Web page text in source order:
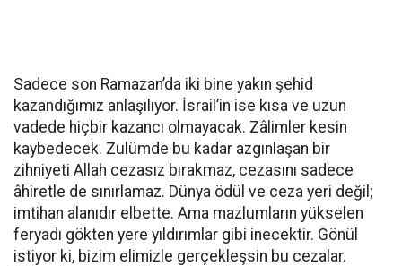
Sadece son Ramazan’da iki bine yakın şehid
kazandığımız anlaşılıyor. İsrail’in ise kısa ve uzun
vadede hiçbir kazancı olmayacak. Zâlimler kesin
kaybedecek. Zulümde bu kadar azgınlaşan bir
zihniyeti Allah cezasız bırakmaz, cezasını sadece
âhiretle de sınırlamaz. Dünya ödül ve ceza yeri değil;
imtihan alanıdır elbette. Ama mazlumların yükselen
feryadı gökten yere yıldırımlar gibi inecektir. Gönül
istiyor ki, bizim elimizle gerçekleşsin bu cezalar.